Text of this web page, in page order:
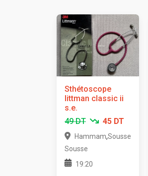
Sthétoscope
littman classic ii
s.e.
49 DT
45 DT
Hammam
Sousse
,Sousse
19:20